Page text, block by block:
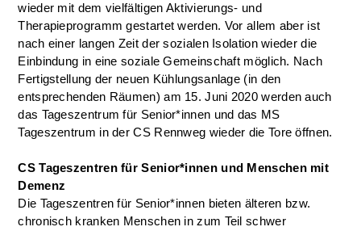
wieder mit dem vielfältigen Aktivierungs- und
Therapieprogramm gestartet werden. Vor allem aber ist
nach einer langen Zeit der sozialen Isolation wieder die
Einbindung in eine soziale Gemeinschaft möglich. Nach
Fertigstellung der neuen Kühlungsanlage (in den
entsprechenden Räumen) am 15. Juni 2020 werden auch
das Tageszentrum für Senior*innen und das MS
Tageszentrum in der CS Rennweg wieder die Tore öffnen.
CS Tageszentren für Senior*innen und Menschen mit
Demenz
Die Tageszentren für Senior*innen bieten älteren bzw.
chronisch kranken Menschen in zum Teil schwer